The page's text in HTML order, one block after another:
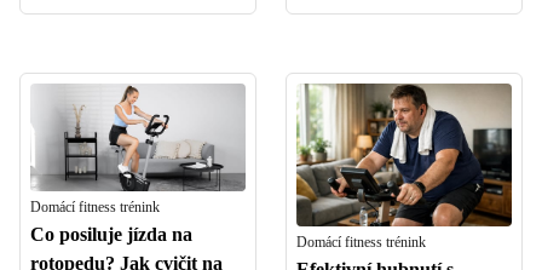
Domácí fitness trénink
Co posiluje jízda na
rotopedu? Jak cvičit na
Domácí fitness trénink